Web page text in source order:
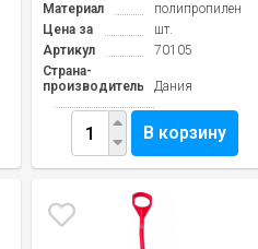
Материал
полипропилен
Цена за
шт.
Артикул
70105
Страна-
производитель
Дания
В корзину